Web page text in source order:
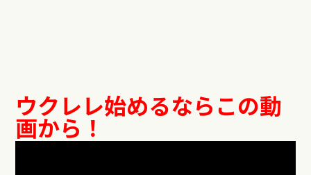
ウクレレ始めるならこの動
画から！